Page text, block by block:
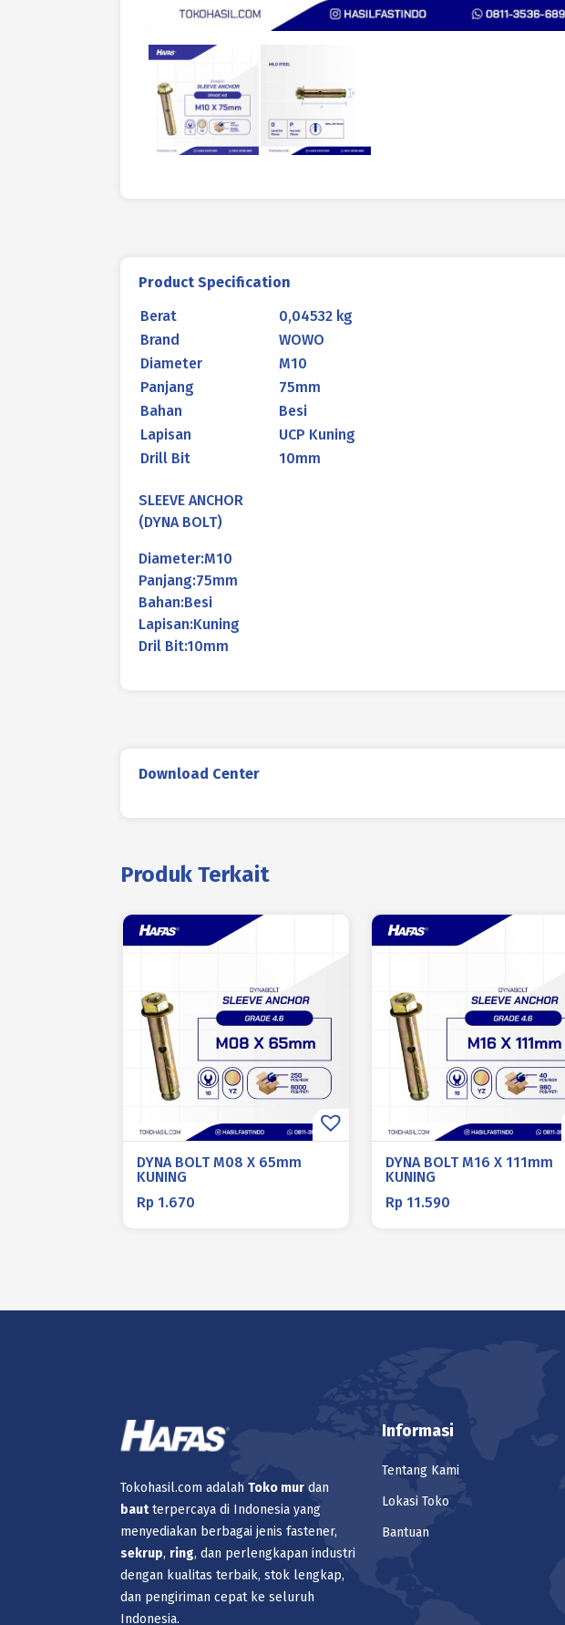
Product Specification
Berat
0,04532 kg
Brand
WOWO
Diameter
M10
Panjang
75mm
Bahan
Besi
Lapisan
UCP Kuning
Drill Bit
10mm
SLEEVE ANCHOR
(DYNA BOLT)
Diameter:M10
Panjang:75mm
Bahan:Besi
Lapisan:Kuning
Dril Bit:10mm
Download Center
Produk Terkait
DYNA BOLT M08 X 65mm
KUNING
Rp 1.670
DYNA BOLT M16 X 111mm
KUNING
Rp 11.590
Tokohasil.com adalah Toko mur dan
bautterpercaya di Indonesia yang
menyediakan berbagai jenis fastener,
sekrup, ring, dan perlengkapan industri
dengan kualitas terbaik, stok lengkap,
dan pengiriman cepat ke seluruh
Indonesia.
Informasi
Tentang Kami
Lokasi Toko
Bantuan